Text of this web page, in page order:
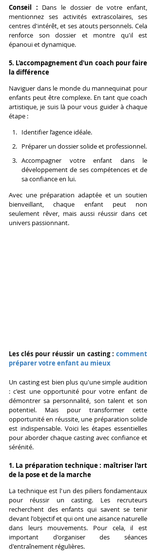
Conseil : Dans le dossier de votre enfant,
mentionnez ses activités extrascolaires, ses
centres d'intérêt, et ses atouts personnels. Cela
renforce son dossier et montre qu'il est
épanoui et dynamique.
5. L'accompagnement d'un coach pour faire
la différence
Naviguer dans le monde du mannequinat pour
enfants peut être complexe. En tant que coach
artistique, je suis là pour vous guider à chaque
étape :
Identifier l’agence idéale.
Préparer un dossier solide et professionnel.
Accompagner votre enfant dans le
développement de ses compétences et de
sa confiance en lui.
Avec une préparation adaptée et un soutien
bienveillant, chaque enfant peut non
seulement rêver, mais aussi réussir dans cet
univers passionnant.
Les clés pour réussir un casting : comment
préparer votre enfant au mieux
Un casting est bien plus qu'une simple audition
: c'est une opportunité pour votre enfant de
démontrer sa personnalité, son talent et son
potentiel. Mais pour transformer cette
opportunité en réussite, une préparation solide
est indispensable. Voici les étapes essentielles
pour aborder chaque casting avec confiance et
sérénité.
1. La préparation technique : maîtriser l'art
de la pose et de la marche
La technique est l'un des piliers fondamentaux
pour réussir un casting. Les recruteurs
recherchent des enfants qui savent se tenir
devant l'objectif et qui ont une aisance naturelle
dans leurs mouvements. Pour cela, il est
important d'organiser des séances
d'entraînement régulières.